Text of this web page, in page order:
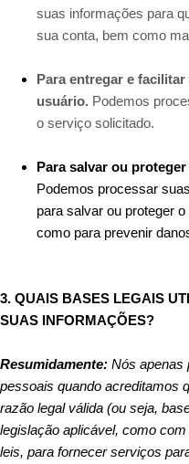
suas informações para
sua conta, bem como
Para entregar e
usuário. Podemos
o serviço solicitado.
Para salvar ou
Podemos processar
para salvar ou proteger
como para prevenir
3. QUAIS BASES LEGAIS
SUAS INFORMAÇÕES?
Resumidamente: Nós apenas
pessoais quando acreditamos
razão legal válida (ou seja,
legislação aplicável, como
leis, para fornecer serviços